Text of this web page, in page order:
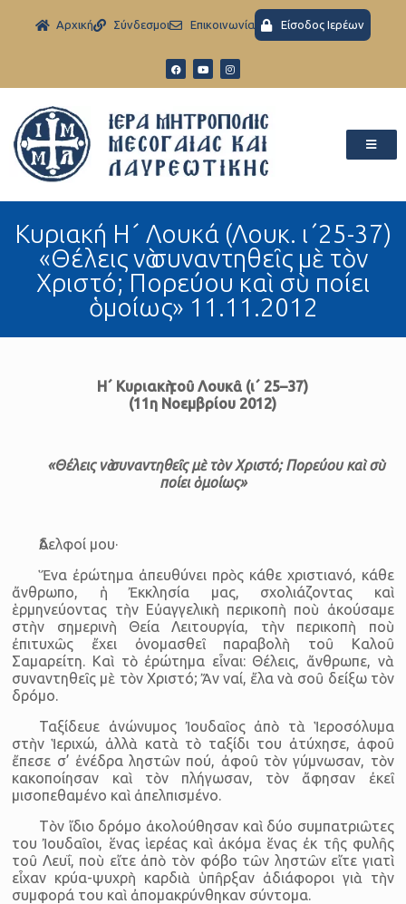
Aρχική Σύνδεσμοι Eπικοινωνία Είσοδος Ιερέων
Κυριακή Η´ Λουκά (Λουκ. ι΄25-37)
«Θέλεις νὰ συναντηθεῖς μὲ τὸν
Χριστό; Πορεύου καὶ σὺ ποίει
ὁμοίως» 11.11.2012
Η´ Κυριακὴ τοῦ Λουκᾶ (ι´ 25–37)
(11η Νοεμβρίου 2012)
«Θέλεις νὰ συναντηθεῖς μὲ τὸν Χριστό; Πορεύου καὶ σὺ
ποίει ὁμοίως»
Ἀδελφοί μου·
Ἕνα ἐρώτημα ἀπευθύνει πρὸς κάθε χριστιανό, κάθε
ἄνθρωπο, ἡ Ἐκκλησία μας, σχολιάζοντας καὶ
ἑρμηνεύοντας τὴν Εὐαγγελικὴ περικοπὴ ποὺ ἀκούσαμε
στὴν σημερινὴ Θεία Λειτουργία, τὴν περικοπὴ ποὺ
ἐπιτυχῶς ἔχει ὀνομασθεῖ παραβολὴ τοῦ Καλοῦ
Σαμαρείτη. Καὶ τὸ ἐρώτημα εἶναι: Θέλεις, ἄνθρωπε, νὰ
συναντηθεῖς μὲ τὸν Χριστό; Ἄν ναί, ἔλα νὰ σοῦ δείξω τὸν
δρόμο.
Ταξίδευε ἀνώνυμος Ἰουδαῖος ἀπὸ τὰ Ἱεροσόλυμα
στὴν Ἱεριχώ, ἀλλὰ κατὰ τὸ ταξίδι του ἀτύχησε, ἀφοῦ
ἔπεσε σ’ ἐνέδρα ληστῶν πού, ἀφοῦ τὸν γύμνωσαν, τὸν
κακοποίησαν καὶ τὸν πλήγωσαν, τὸν ἄφησαν ἐκεῖ
μισοπεθαμένο καὶ ἀπελπισμένο.
Τὸν ἴδιο δρόμο ἀκολούθησαν καὶ δύο συμπατριῶτες
του Ἰουδαῖοι, ἕνας ἱερέας καὶ ἀκόμα ἕνας ἐκ τῆς φυλῆς
τοῦ Λευΐ, ποὺ εἴτε ἀπὸ τὸν φόβο τῶν ληστῶν εἴτε γιατὶ
εἶχαν κρύα-ψυχρὴ καρδιὰ ὑπῆρξαν ἀδιάφοροι γιὰ τὴν
συμφορά του καὶ ἀπομακρύνθηκαν σύντομα.